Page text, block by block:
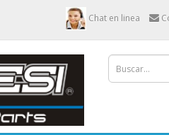
Chat en linea